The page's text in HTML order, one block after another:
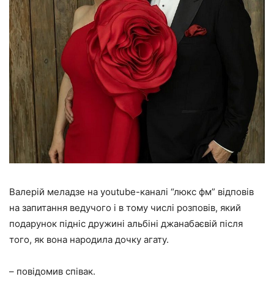
Валерій меладзе на youtube-каналі “люкс фм” відповів
на запитання ведучого і в тому числі розповів, який
подарунок підніс дружині альбіні джанабаєвій після
того, як вона народила дочку агату.
– повідомив співак.